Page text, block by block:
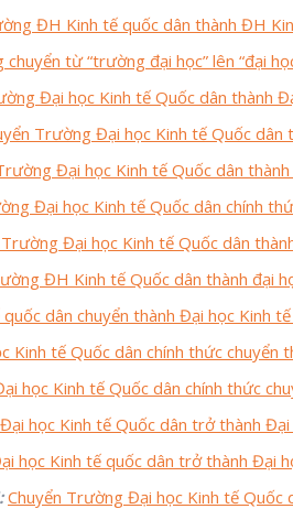
ĐH Kinh tế quốc dân thành ĐH
từ “trường đại học” lên “đại
Đại học Kinh tế Quốc dân thành
Trường Đại học Kinh tế Quốc dân
Đại học Kinh tế Quốc dân
Đại học Kinh tế Quốc dân chính
Đại học Kinh tế Quốc dân
ĐH Kinh tế Quốc dân thành đại
dân chuyển thành Đại học Kinh
Kinh tế Quốc dân chính thức chuyển
học Kinh tế Quốc dân chính thức
học Kinh tế Quốc dân trở thành Đại
học Kinh tế quốc dân trở thành Đại
Chuyển Trường Đại học Kinh tế Quốc